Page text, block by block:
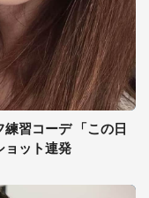
習コーデ 「この日
ョット連発